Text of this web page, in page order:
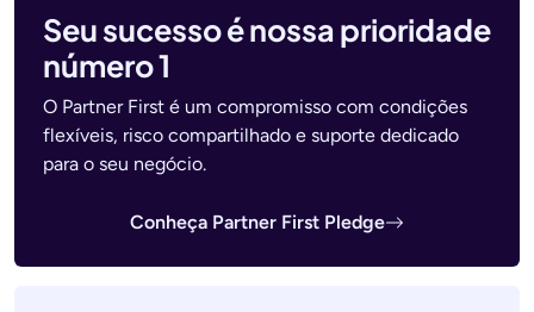
Seu sucesso é nossa prioridade
número 1
O Partner First é um compromisso com condições
flexíveis, risco compartilhado e suporte dedicado
para o seu negócio.
Conheça Partner First Pledge